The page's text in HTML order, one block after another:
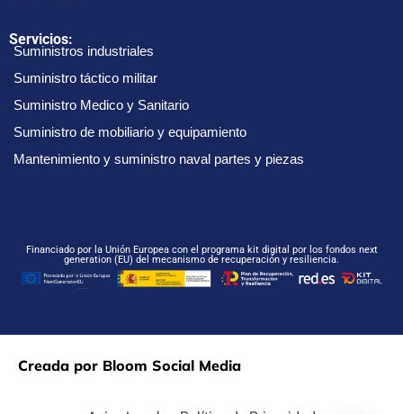
Servicios:
Suministros industriales
Suministro táctico militar
Suministro Medico y Sanitario
Suministro de mobiliario y equipamiento
Mantenimiento y suministro naval partes y piezas
Financiado por la Unión Europea con el programa kit digital por los fondos next
generation (EU) del mecanismo de recuperación y resiliencia.
Creada por Bloom Social Media